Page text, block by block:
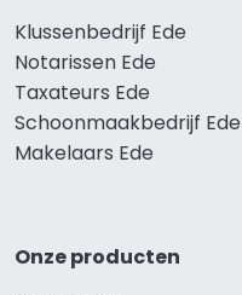
Klussenbedrijf Ede
Notarissen Ede
Taxateurs Ede
Schoonmaakbedrijf Ede
Makelaars Ede
Onze producten